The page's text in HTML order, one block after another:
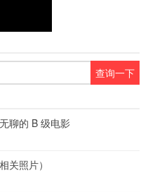
聊的 B 级电影
关照片）